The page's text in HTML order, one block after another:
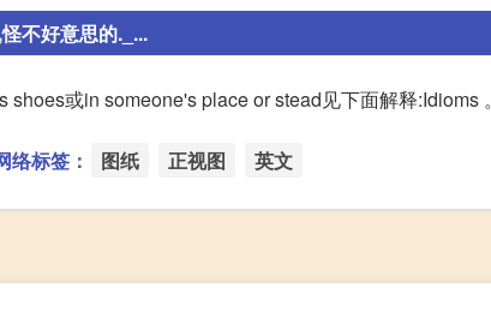
不好意思的._...
或in someone's place or stead见下面解释:Idioms 。
络标签： 图纸 正视图 英文